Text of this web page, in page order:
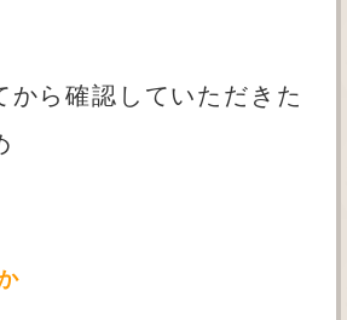
から確認していただきた